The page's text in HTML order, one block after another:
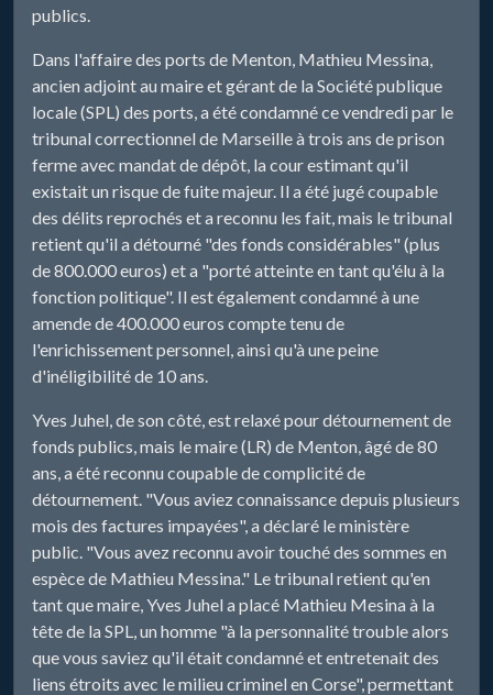
publics.
Dans l'affaire des ports de Menton, Mathieu Messina,
ancien adjoint au maire et gérant de la Société publique
locale (SPL) des ports, a été condamné ce vendredi par le
tribunal correctionnel de Marseille à trois ans de prison
ferme avec mandat de dépôt, la cour estimant qu'il
existait un risque de fuite majeur. Il a été jugé coupable
des délits reprochés et a reconnu les fait, mais le tribunal
retient qu'il a détourné "des fonds considérables" (plus
de 800.000 euros) et a "porté atteinte en tant qu'élu à la
fonction politique". Il est également condamné à une
amende de 400.000 euros compte tenu de
l'enrichissement personnel, ainsi qu'à une peine
d'inéligibilité de 10 ans.
Yves Juhel, de son côté, est relaxé pour détournement de
fonds publics, mais le maire (LR) de Menton, âgé de 80
ans, a été reconnu coupable de complicité de
détournement. "Vous aviez connaissance depuis plusieurs
mois des factures impayées", a déclaré le ministère
public. "Vous avez reconnu avoir touché des sommes en
espèce de Mathieu Messina." Le tribunal retient qu'en
tant que maire, Yves Juhel a placé Mathieu Mesina à la
tête de la SPL, un homme "à la personnalité trouble alors
que vous saviez qu'il était condamné et entretenait des
liens étroits avec le milieu criminel en Corse", permettant